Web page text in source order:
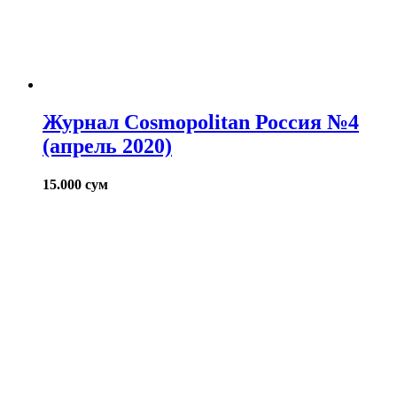
Журнал Cosmopolitan Россия №4
(апрель 2020)
15.000 сум